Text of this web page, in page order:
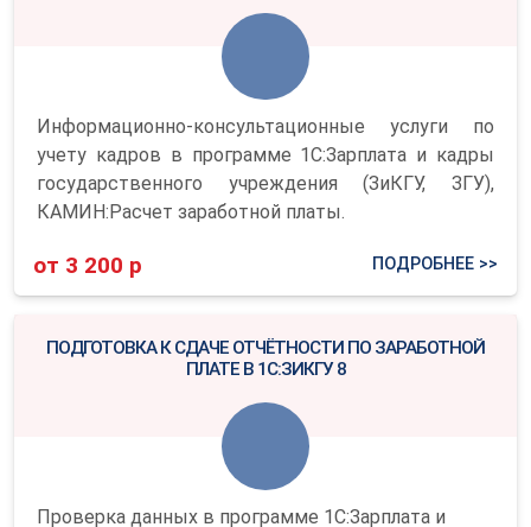
Информационно-консультационные услуги по
учету кадров в программе 1С:Зарплата и кадры
государственного учреждения (ЗиКГУ, ЗГУ),
КАМИН:Расчет заработной платы.
от 3 200 р ПОДРОБНЕЕ >>
ПОДГОТОВКА К СДАЧЕ ОТЧЁТНОСТИ ПО ЗАРАБОТНОЙ
ПЛАТЕ В 1С:ЗИКГУ 8
Проверка данных в программе 1С:Зарплата и